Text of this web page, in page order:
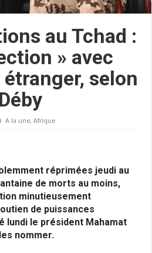
au Tchad :
» avec
selon
Déby
A la une,Afrique
réprimées jeudi au
de morts au moins,
minutieusement
de puissances
lundi le président Mahamat
nommer.